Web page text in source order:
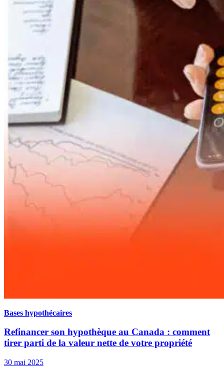
Bases hypothécaires
Refinancer son hypothèque au Canada : comment
tirer parti de la valeur nette de votre propriété
30 mai 2025